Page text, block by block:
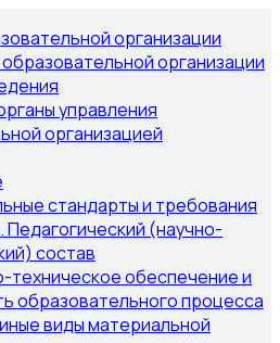
организации
организации
управления
организацией
стандарты и требования
Педагогический (научно-
состав
техническое обеспечение и
образовательного процесса
виды материальной